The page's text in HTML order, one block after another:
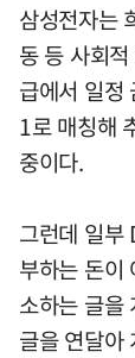
삼성전자는
동 등 사회
급에서 일정
1로 매칭해
중이다.
그런데 일부
부하는 돈이
소하는 글을
글을 연달아